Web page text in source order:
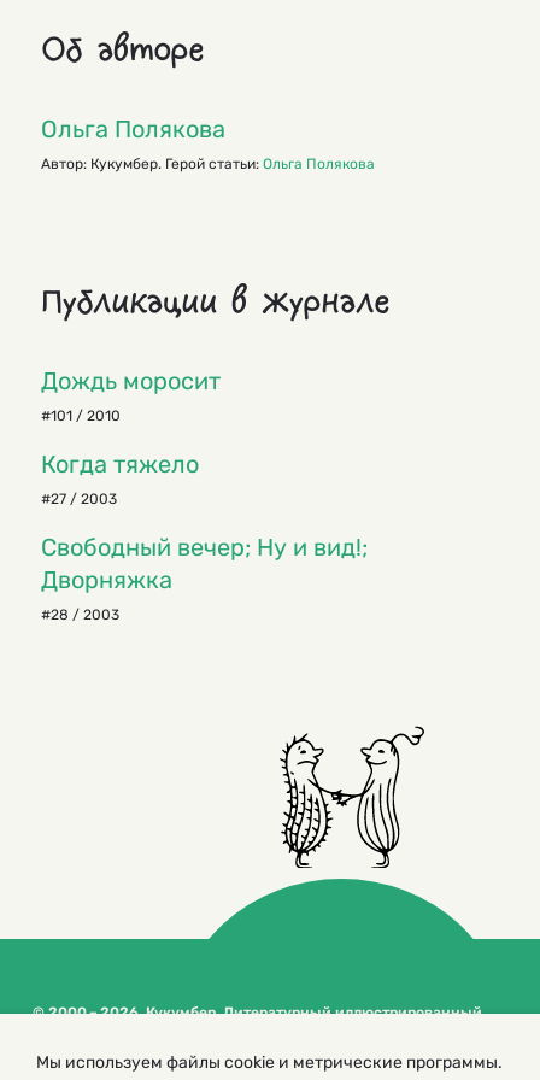
Об авторе
Ольга Полякова
Автор: Кукумбер. Герой статьи: Ольга Полякова
Публикации в журнале
Дождь моросит
#101 / 2010
Когда тяжело
#27 / 2003
Свободный вечер; Ну и вид!;
Дворняжка
#28 / 2003
© 2000 – 2026. Кукумбер. Литературный иллюстрированный
Копирование материалов возможно только с разрешения редакторов
сайта
Мы используем файлы cookie и метрические программы.